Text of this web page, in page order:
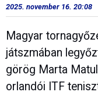
2025. november 16. 20:08
Magyar
játszmában
görög Marta
orlandói ITF